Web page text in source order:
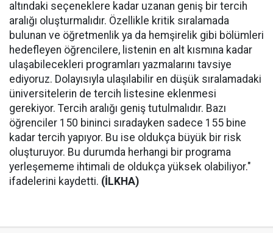
altındaki seçeneklere kadar uzanan geniş bir tercih
aralığı oluşturmalıdır. Özellikle kritik sıralamada
bulunan ve öğretmenlik ya da hemşirelik gibi bölümleri
hedefleyen öğrencilere, listenin en alt kısmına kadar
ulaşabilecekleri programları yazmalarını tavsiye
ediyoruz. Dolayısıyla ulaşılabilir en düşük sıralamadaki
üniversitelerin de tercih listesine eklenmesi
gerekiyor. Tercih aralığı geniş tutulmalıdır. Bazı
öğrenciler 150 bininci sıradayken sadece 155 bine
kadar tercih yapıyor. Bu ise oldukça büyük bir risk
oluşturuyor. Bu durumda herhangi bir programa
yerleşememe ihtimali de oldukça yüksek olabiliyor."
ifadelerini kaydetti. (İLKHA)